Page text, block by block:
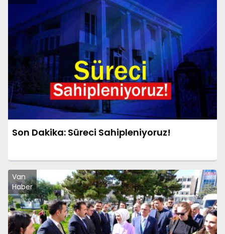
Son Dakika: Süreci Sahipleniyoruz!
Van
Haber